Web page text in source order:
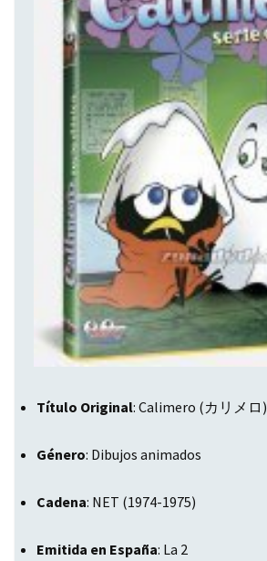
Título Original: Calimero (カリメロ)
Género: Dibujos animados
Cadena: NET (1974-1975)
Emitida en España: La 2